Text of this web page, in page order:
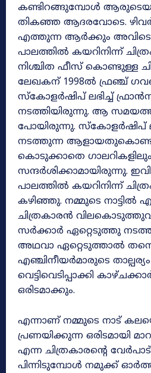
കണ്ടിറങ്ങുമ്പോൾ
തികഞ്ഞ ആദരവോടെ.
എത്തുന്ന ആർക്കും അവിടെ
പാലത്തിൽ കയറിനിന്ന്
നിശ്ചിത ഫീസ് കൊണ്ടുള്ള
ലേഖകന്‌ 1998ൽ ഫ്രഞ്ച്
സ്കോളർഷിപ് ലഭിച്ച്‌
നടത്തിയിരുന്നു. ആ
പോയിരുന്നു. സ്കോളർഷിപ്
നടത്തുന്ന ആളായതുകൊണ്ട്
കൊടുക്കാതെ
സന്ദർശിക്കാമായിരുന്നു.
പാലത്തിൽ കയറിനിന്ന്
കഴിഞ്ഞു. നമ്മുടെ നാട്ടിൽ
ചിത്രകാരൻ
സർക്കാർ ഏറ്റെടുത്തു
അഥവാ ഏറ്റെടുത്താൽ
എഞ്ചിനീയർമാരുടെ
വെട്ടിവെടിപ്പാക്കി
ഒരിടമാക്കും.
എന്നാണ് നമ്മുടെ നാട്
പ്രണയിക്കുന്ന ഒരിടമായി
എന്ന ചിത്രകാരന്റെ
പിന്നിടുമ്പോൾ നമുക്ക്‌